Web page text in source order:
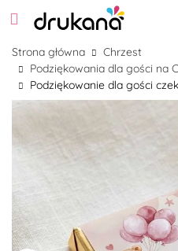
Strona główna
Chrzest
Podziękowania dla gości na
Podziękowanie dla gości